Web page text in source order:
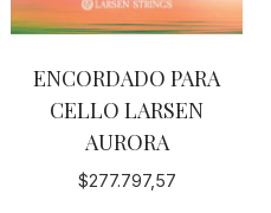
elegir
página
producto
ENCORDADO PARA
CELLO LARSEN
AURORA
$277.797,57